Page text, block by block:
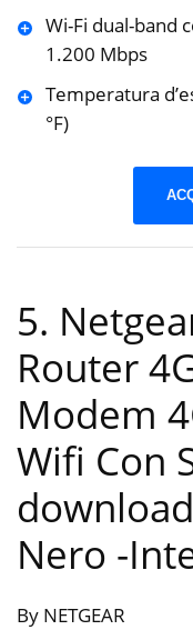
Wi-Fi dual-band
1.200 Mbps
Temperatura
°F)
5.
Router
Modem
Wifi Con
‎Nero -
By NETGEAR